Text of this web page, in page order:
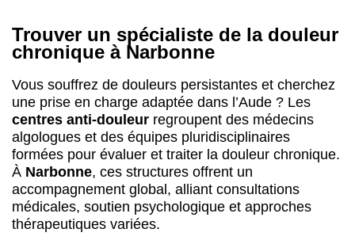
Trouver un spécialiste de la douleur
chronique à Narbonne
Vous souffrez de douleurs persistantes et cherchez
une prise en charge adaptée dans l’Aude ? Les
centres anti-douleur regroupent des médecins
algologues et des équipes pluridisciplinaires
formées pour évaluer et traiter la douleur chronique.
À Narbonne, ces structures offrent un
accompagnement global, alliant consultations
médicales, soutien psychologique et approches
thérapeutiques variées.